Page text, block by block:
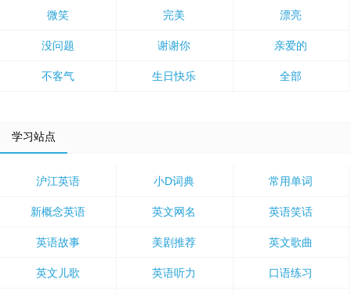
微笑 完美 漂亮
没问题 谢谢你 亲爱的
不客气 生日快乐 全部
学习站点
沪江英语 小D词典 常用单词
新概念英语 英文网名 英语笑话
英语故事 美剧推荐 英文歌曲
英文儿歌 英语听力 口语练习